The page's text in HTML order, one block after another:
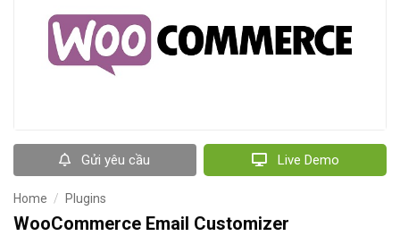
Gửi yêu cầu Live Demo
Home / Plugins
WooCommerce Email Customizer